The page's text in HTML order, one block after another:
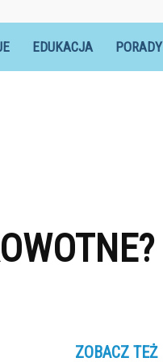
EDUKACJA PORADY
ZOBACZ TEŻ